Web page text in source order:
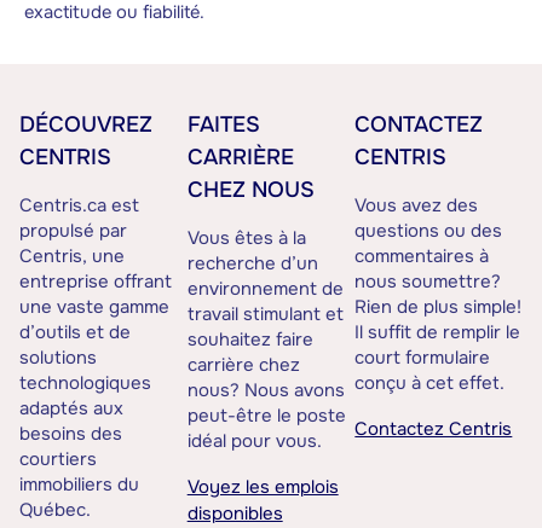
exactitude ou fiabilité.
DÉCOUVREZ
CENTRIS
Centris.ca est
propulsé par
Centris, une
entreprise offrant
une vaste gamme
d’outils et de
solutions
technologiques
adaptés aux
besoins des
courtiers
immobiliers du
Québec.
FAITES
CARRIÈRE
CHEZ NOUS
Vous êtes à la
recherche d’un
environnement de
travail stimulant et
souhaitez faire
carrière chez
nous? Nous avons
peut-être le poste
idéal pour vous.
Voyez les emplois
disponibles
CONTACTEZ
CENTRIS
Vous avez des
questions ou des
commentaires à
nous soumettre?
Rien de plus simple!
Il suffit de remplir le
court formulaire
conçu à cet effet.
Contactez Centris